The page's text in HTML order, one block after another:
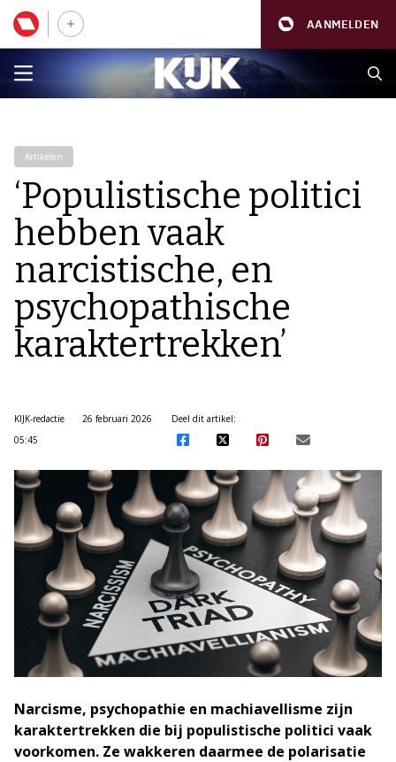
AANMELDEN
Artikelen
‘Populistische politici
hebben vaak
narcistische, en
psychopathische
karaktertrekken’
KIJK-redactie
26 februari 2026
05:45
Deel dit artikel:
Narcisme, psychopathie en machiavellisme zijn
karaktertrekken die bij populistische politici vaak
voorkomen. Ze wakkeren daarmee de polarisatie